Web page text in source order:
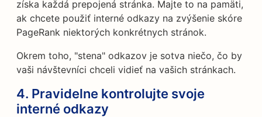
získa každá prepojená stránka. Majte to na pamäti,
ak chcete použiť interné odkazy na zvýšenie skóre
PageRank niektorých konkrétnych stránok.
Okrem toho, "stena" odkazov je sotva niečo, čo by
vaši návštevníci chceli vidieť na vašich stránkach.
4. Pravidelne kontrolujte svoje
interné odkazy